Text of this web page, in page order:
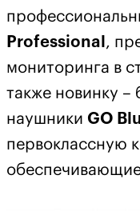
Professional ,
мониторинга в
также новинку
наушники GO
первоклассную